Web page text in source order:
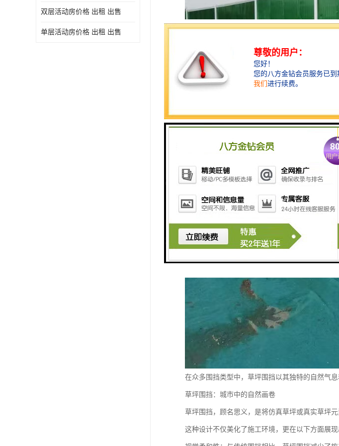
双层活动房价格 出租 出售
单层活动房价格 出租 出售
在众多围挡类型中，草坪围挡以其独特的自然气
草坪围挡：城市中的自然画卷
草坪围挡，顾名思义，是将仿真草坪或真实草坪
这种设计不仅美化了施工环境，更在以下方面展现